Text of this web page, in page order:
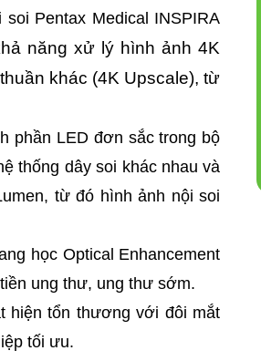
soi Pentax Medical INSPIRA
năng xử lý hình ảnh 4K
khác (4K Upscale), từ
phần LED đơn sắc trong bộ
thống dây soi khác nhau và
từ đó hình ảnh nội soi
học Optical Enhancement
ung thư, ung thư sớm.
hiện tổn thương với đôi mắt
tối ưu.